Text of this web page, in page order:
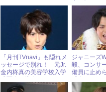
「月刊TVnavi」も隠れメ
ッセージで別れ！ 元Jr.
金内柊真の美容学校入学
ジャニーズ
毅、コンサ
備員に止め
と暴露